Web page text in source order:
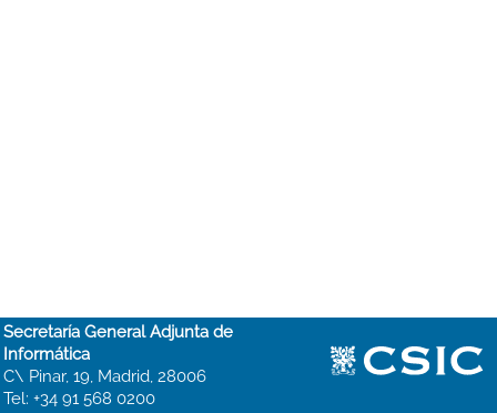
Secretaría General Adjunta de
Informática
C\ Pinar, 19, Madrid, 28006
Tel: +34 91 568 0200